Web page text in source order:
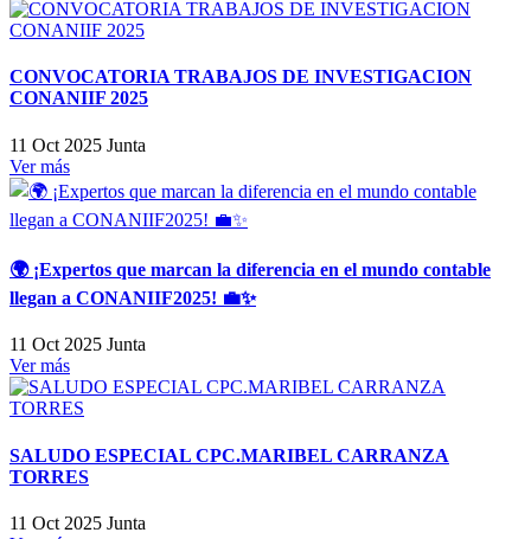
CONVOCATORIA TRABAJOS DE INVESTIGACION
CONANIIF 2025
11 Oct 2025 Junta
Ver más
🌍 ¡Expertos que marcan la diferencia en el mundo contable
llegan a CONANIIF2025! 💼✨
11 Oct 2025 Junta
Ver más
SALUDO ESPECIAL CPC.MARIBEL CARRANZA
TORRES
11 Oct 2025 Junta